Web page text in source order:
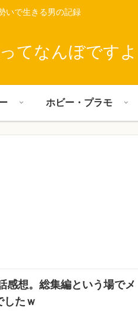
いで生きる男の記録
てなんぼですよ
ホビー・プラモ
感想。総集編という場でメ
したｗ